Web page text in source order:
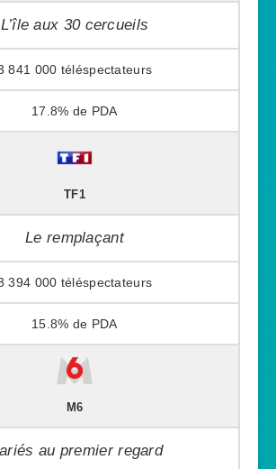
L’île aux 30 cercueils
841 000
17.8%
TF1
Le remplaçant
394 000
15.8%
M6
au premier regard